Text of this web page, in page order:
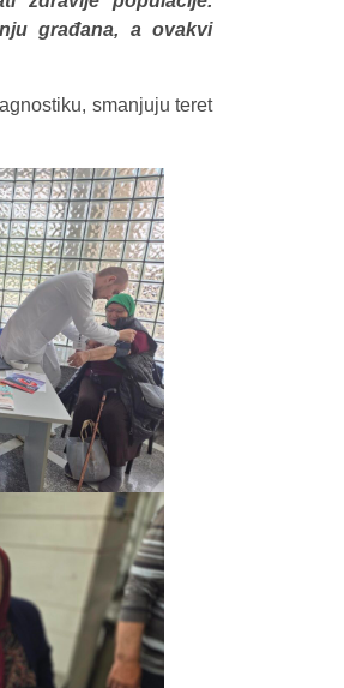
građana, a ovakvi
smanjuju teret